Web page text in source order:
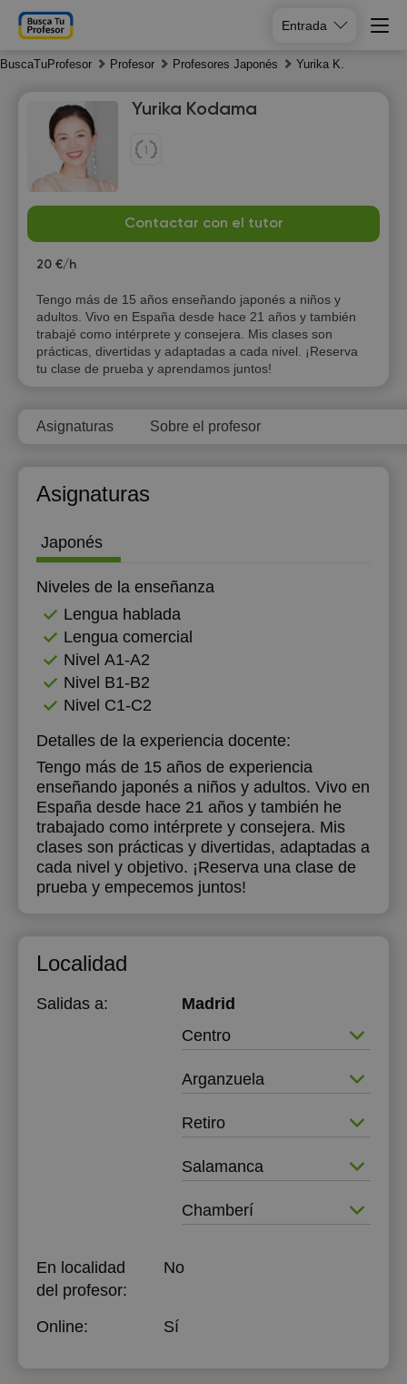
Entrada
BuscaTuProfesor Profesor Profesores Japonés Yurika K.
Yurika Kodama
Contactar con el tutor
20 €/h
Tengo más de 15 años enseñando japonés a niños y
adultos. Vivo en España desde hace 21 años y también
trabajé como intérprete y consejera. Mis clases son
prácticas, divertidas y adaptadas a cada nivel. ¡Reserva
tu clase de prueba y aprendamos juntos!
Asignaturas Sobre el profesor
Asignaturas
Japonés
Niveles de la enseñanza
Lengua hablada
Lengua comercial
Nivel А1-А2
Nivel B1-B2
Nivel C1-C2
Detalles de la experiencia docente:
Tengo más de 15 años de experiencia
enseñando japonés a niños y adultos. Vivo en
España desde hace 21 años y también he
trabajado como intérprete y consejera. Mis
clases son prácticas y divertidas, adaptadas a
cada nivel y objetivo. ¡Reserva una clase de
prueba y empecemos juntos!
Localidad
Salidas a:
Madrid
Centro
Arganzuela
Retiro
Salamanca
Chamberí
En localidad
del profesor:
No
Online: Sí
9
Mo
10
Tu
11
12